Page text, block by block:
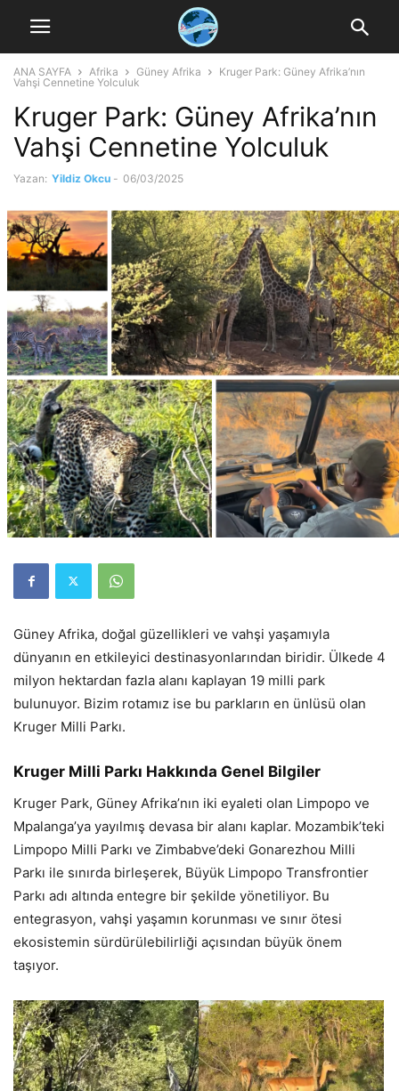
ANA SAYFA Afrika Güney Afrika
Kruger Park: Güney Afrika’nın
Vahşi Cennetine Yolculuk
Kruger Park: Güney Afrika’nın
Vahşi Cennetine Yolculuk
Yazan: Yildiz Okcu - 06/03/2025
Güney Afrika, doğal güzellikleri ve vahşi yaşamıyla
dünyanın en etkileyici destinasyonlarından biridir. Ülkede 4
milyon hektardan fazla alanı kaplayan 19 milli park
bulunuyor. Bizim rotamız ise bu parkların en ünlüsü olan
Kruger Milli Parkı.
Kruger Milli Parkı Hakkında Genel Bilgiler
Kruger Park, Güney Afrika’nın iki eyaleti olan Limpopo ve
Mpalanga’ya yayılmış devasa bir alanı kaplar. Mozambik’teki
Limpopo Milli Parkı ve Zimbabve’deki Gonarezhou Milli
Parkı ile sınırda birleşerek, Büyük Limpopo Transfrontier
Parkı adı altında entegre bir şekilde yönetiliyor. Bu
entegrasyon, vahşi yaşamın korunması ve sınır ötesi
ekosistemin sürdürülebilirliği açısından büyük önem
taşıyor.